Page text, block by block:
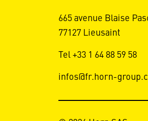
665 avenue Blaise
77127 Lieusaint
Tel +33 1 64 88 59 58
infos@fr.horn-